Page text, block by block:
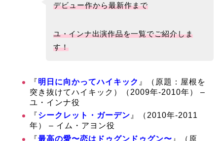
デビュー作から最新作まで
ユ・インナ出演作品を一覧でご紹介しま
す！
『明日に向かってハイキック 』
（原題：屋根を
突き抜けてハイキック）（2009年-2010年） –
ユ・インナ役
『シークレット・ガーデン 』（2010年-2011
年） – イム・アヨン役
『最高の愛〜恋はドゥグンドゥグン〜 』（原